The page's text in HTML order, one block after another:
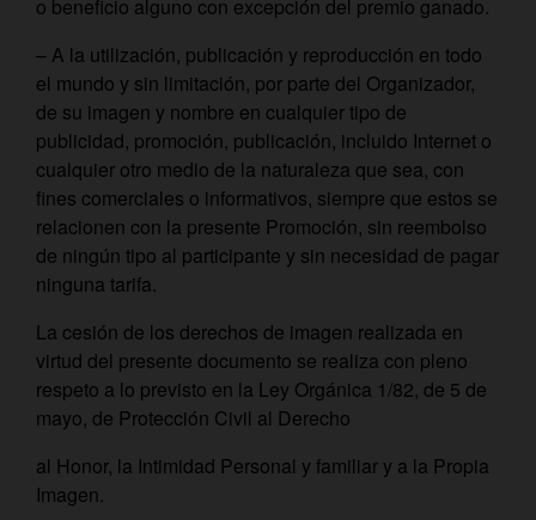
o beneficio alguno con excepción del premio ganado.
– A la utilización, publicación y reproducción en todo
el mundo y sin limitación, por parte del Organizador,
de su imagen y nombre en cualquier tipo de
publicidad, promoción, publicación, incluido Internet o
cualquier otro medio de la naturaleza que sea, con
fines comerciales o informativos, siempre que estos se
relacionen con la presente Promoción, sin reembolso
de ningún tipo al participante y sin necesidad de pagar
ninguna tarifa.
La cesión de los derechos de imagen realizada en
virtud del presente documento se realiza con pleno
respeto a lo previsto en la Ley Orgánica 1/82, de 5 de
mayo, de Protección Civil al Derecho
al Honor, la Intimidad Personal y familiar y a la Propia
Imagen.